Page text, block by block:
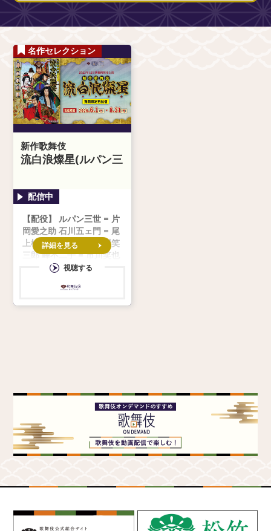
名作セレクション
新作歌舞伎
流白浪燦星(ルパン三
【配役】 ルパン三世 = 片
岡愛之助 石川五ェ門 = 尾
上松也 次元大介 = 市川笑
三郎 峰不二子 = 市川笑也
銭形警部 = 市川中車 傾城
右近 長須登美
詳細を見る
視聴する